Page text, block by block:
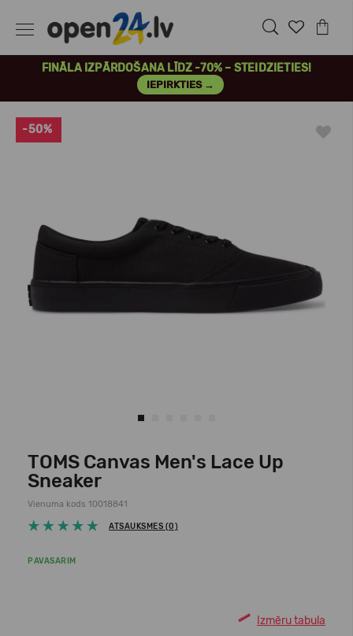
FINĀLA IZPĀRDOŠANA LĪDZ -70% – STEIDZIETIES!
IEPIRKTIES →
-50%
TOMS Canvas Men's Lace Up
Sneaker
Vienuma kods 10018841
ATSAUKSMES (0)
PAVASARIM
Izmēru tabula